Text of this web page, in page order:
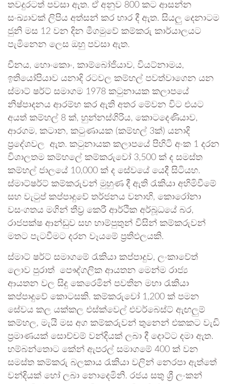
තවදුරටත් පවසා ඇත. ඒ අනුව 800 කට ආසන්න
සංඛ්‍යාවක් ලිපිය අත්සන් කර භාර දී ඇත. සියලු දෙනාටම
ජුනි මස 12 වන දින මීගමුවේ කම්කරු කාර්යාලයට
පැමිනෙන ලෙස ඔහු පවසා ඇත.
චීනය, හොංකොං, කාම්බෝජියාව, වියට්නාමය,
ඉතියෝපියාව යනාදි රටවල කම්හල් පවත්වාගෙන යන
ස්මාට් ෂර්ට් සමාගම 1978 කටුනායක කලාපයේ
නිෂ්පාදනය ආරම්භ කර ඇති අතර මේවන විට එයට
අයත් කම්හල් 8 ක්, හුන්නස්ගිරිය, කොටදෙණියාව,
ආරගම, කටාන, කටුණායක (කම්හල් 3ක්) යනාදි
ප්‍රදේශවල ඇත. කටුනායක කලාපයේ පිහිටි අංක 1 දරන
විශාලතම කම්හලේ කම්කරුවෝ 3,500 ක් ද සමස්ත
කම්හල් ජාලයේ 10,000 ක් ද සේවයේ යෙදී සිටියහ.
ස්මාට්ෂර්ට් කම්කරුවන් මුහුණ දී ඇති රැකියා අහිමිවීමේ
සහ වැටුප් කප්පාදුවේ තර්ජනය වනාහි, කොරෝනා
වසංගතය මගින් තීව්‍ර කෙරී ආර්ථික අර්බූධයේ බර,
රාජපක්ෂ ආන්ඩුව සහ හාම්පුතුන් විසින් කම්කරුවන්
මතට පැටවීමට දරන වෑයමේ ප්‍රතිඵලයකි.
ස්මාට් ෂර්ට් සමාගමේ රැකියා කප්පාදුව, ලංකාවේත්
ලොව පුරාත් පෞද්ගලික ආයතන මෙන්ම රාජ්‍ය
ආයතන වල සිදු කෙරෙමින් පවතින මහා රැකියා
කප්පාදුවේ කොටසකි. කම්කරුවෝ 1,200 ක් පමන
සේවය කල යක්කල එස්ක්වෙල් එවර්බෙස්ට් ඇඟලුම්
කම්හල, මැයි මස අග කම්කරුවන් තුනෙන් එකකට වැඩි
ප්‍රමාණයක් සොච්චම් වන්දියක් ලබා දී දොට්ට දමා ඇත.
හම්බන්තොට කේන් ඇපරල් සමාගමේ 400 ක් වන
සමස්ත කම්කරු බලකාය රැකියා වලින් නෙරපා ඇත්තේ
වන්දියක් හෝ ලබා නොදෙමිනි. රජය සතු ශ්‍රී ලංකන්